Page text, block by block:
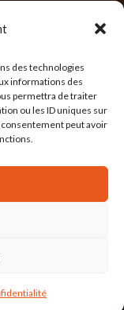
des technologies
informations des
permettra de traiter
ou les ID uniques sur
peut avoir